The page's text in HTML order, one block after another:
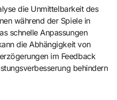
die Unmittelbarkeit des
während der Spiele in
schnelle Anpassungen
die Abhängigkeit von
im Feedback
behindern